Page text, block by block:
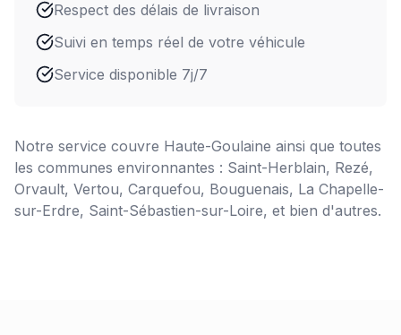
Respect des délais de livraison
Suivi en temps réel de votre véhicule
Service disponible 7j/7
Notre service couvre Haute-Goulaine ainsi que toutes
les communes environnantes : Saint-Herblain, Rezé,
Orvault, Vertou, Carquefou, Bouguenais, La Chapelle-
sur-Erdre, Saint-Sébastien-sur-Loire, et bien d'autres.